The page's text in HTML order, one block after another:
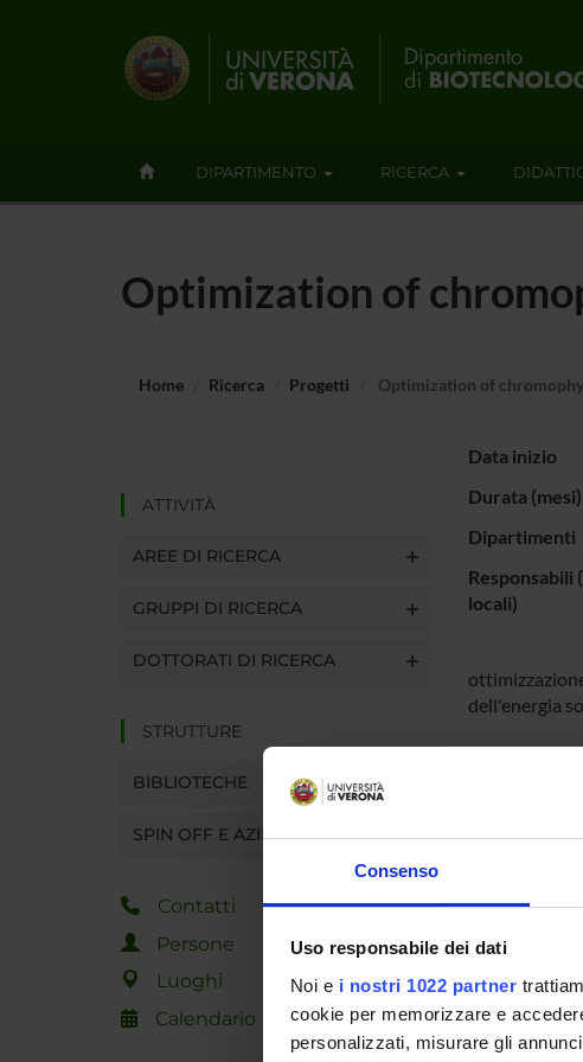
Consenso
Uso responsabile dei dati
Noi e i nostri 1022 partner
cookie per memorizzare e
personalizzati, misurare gli
DIPARTIMENTO RICERCA
Optimization of
Home Ricerca Progetti Optimization of
ATTIVITÀ
AREE DI RICERCA
GRUPPI DI RICERCA
DOTTORATI DI RICERCA
STRUTTURE
BIBLIOTECHE
SPIN OFF E AZIENDE
Contatti
Persone
Luoghi
Calendario
Data inizio
Durata (mesi)
Dipartimenti
locali)
dell'energia
Roberto Bassi